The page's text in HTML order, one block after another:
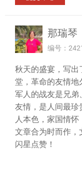
那瑞琴
编号：
秋天的盛宴，写出
堂，革命的友情地
军人的战友是兄弟
友情，是人间最珍
人本色，家国情怀
文章合为时而作，
闪星点赞！